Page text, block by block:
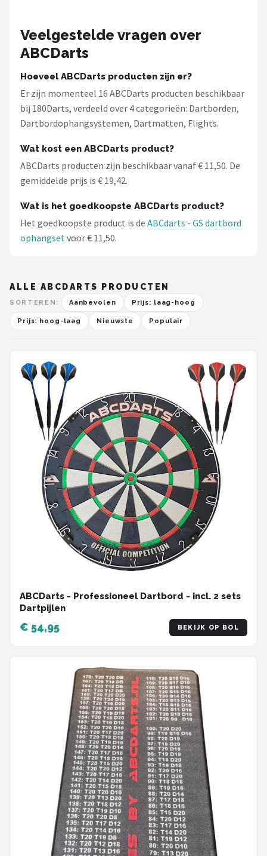
Veelgestelde vragen over
ABCDarts
Hoeveel ABCDarts producten zijn er?
Er zijn momenteel 16 ABCDarts producten beschikbaar
bij 180Darts, verdeeld over 4 categorieën: Dartborden,
Dartbordophangsystemen, Dartmatten, Flights.
Wat kost een ABCDarts product?
ABCDarts producten zijn beschikbaar vanaf € 11,50. De
gemiddelde prijs is € 19,42.
Wat is het goedkoopste ABCDarts product?
Het goedkoopste product is de ABCdarts - GS dartbord
ophangsetvoor € 11,50.
ALLE ABCDARTS PRODUCTEN
SORTEREN: Aanbevolen Prijs: laag-hoog
Prijs: hoog-laag Nieuwste Populair
ABCDarts - Professioneel Dartbord - incl. 2 sets
Dartpijlen
€ 54,95 BEKIJK OP BOL